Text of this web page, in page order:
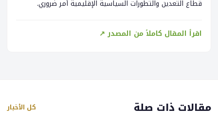
قطاع التعدين والتطورات السياسية الإقليمية أمر ضروري.
اقرأ المقال كاملاً من المصدر ↗
مقالات ذات صلة كل الأخبار